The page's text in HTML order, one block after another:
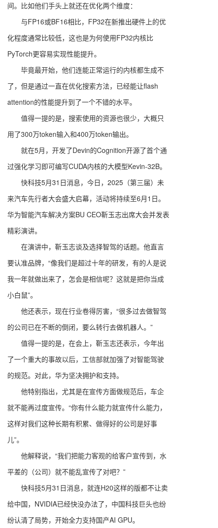
间。比如他们手头上就还在优化两个维度：
与FP16或BF16相比，FP32在新推出硬件上的优
化程度通常比较低，这也是为何使用FP32内核比
PyTorch更容易实现性能提升。
毕竟最开始，他们连能正常运行的内核都生成不
了，但是通过一直在优化搜索方法，已经能让flash
attention的性能提升到了一个不错的水平。
值得一提的是，搜索使用的资源也很少，大概只
用了300万token输入和400万token输出。
就在5月，开发了Devin的Cognition开源了首个通
过强化学习即可编写CUDA内核的大模型Kevin-32B。
快科技5月31日消息，今日，2025（第三届）未
来汽车先行者大会盛大启幕，活动将持续至6月1日。
华为智能汽车解决方案BU CEO靳玉志出席大会并发表
精彩演讲。
在演讲中，靳玉志谈及选择智驾的话题。他直言
要认准品牌，“像我们是超过十年的研发，有的人是说
我一年就做出来了，怎会是相信呢？这就是把你当成
小白鼠”。
他还表示，现在行业卷得厉害，“很多过去做智驾
的公司已在不断的倒闭，要么转行去做机器人。”
值得一提的是，在会上，靳玉志还表示，今年出
了一个重大的事故以后，工信部就加强了对智能驾驶
的规范。对此，华为坚决拥护和支持。
他特别指出，尤其是在宣传方面做规范后，车企
就不能再过度宣传。“你有什么能力就宣传什么能力，
这样对我们这种长期有积累、做得好的公司是好事
儿”。
他解释说，“我们把能力客观的给客户宣传到，水
平差的（公司）就不能乱宣传了对吧？”
快科技5月31日消息，就连H20这样的版都不让卖
给中国，NVIDIA已经快没办法了，中国科技巨头也纷
纷认清了局势，开始全力支持国产AI GPU。